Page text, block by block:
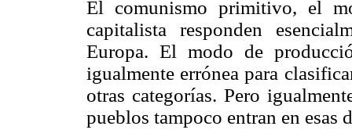
El comunismo primitivo, el
capitalista responden
Europa. El modo de
igualmente errónea para
otras categorías. Pero
pueblos tampoco entran en esas